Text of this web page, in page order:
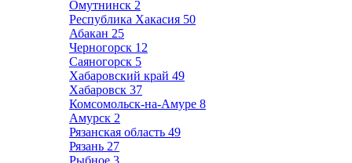
Омутнинск 2
Республика Хакасия 50
Абакан 25
Черногорск 12
Саяногорск 5
Хабаровский край 49
Хабаровск 37
Комсомольск-на-Амуре 8
Амурск 2
Рязанская область 49
Рязань 27
Рыбное 3